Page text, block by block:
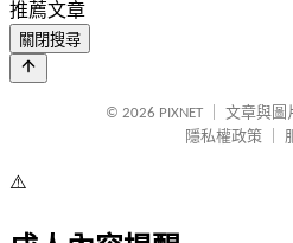
推薦文章
關閉搜尋
© 2026 PIXNET
文章與圖
隱私權政策
⚠️